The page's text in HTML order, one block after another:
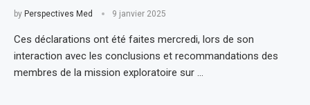
by Perspectives Med 9 janvier 2025
Ces déclarations ont été faites mercredi, lors de son
interaction avec les conclusions et recommandations des
membres de la mission exploratoire sur …